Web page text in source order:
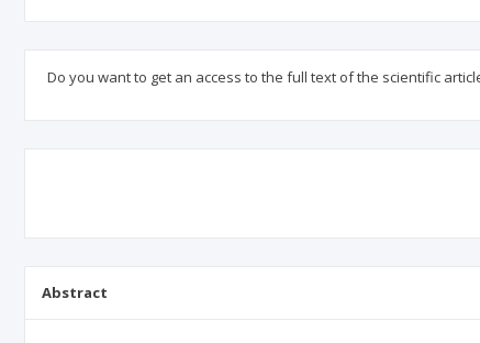
Do you want to get an access to the full text of the scientific
Abstract